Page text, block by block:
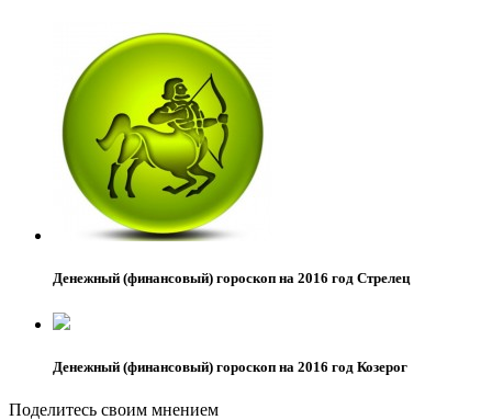
Денежный (финансовый) гороскоп на 2016 год Стрелец
Денежный (финансовый) гороскоп на 2016 год Козерог
Поделитесь своим мнением